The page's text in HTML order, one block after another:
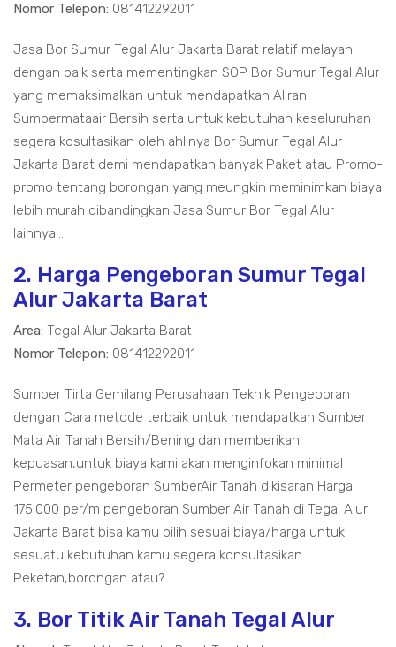
Nomor Telepon: 081412292011
Jasa Bor Sumur Tegal Alur Jakarta Barat relatif melayani
dengan baik serta mementingkan SOP Bor Sumur Tegal Alur
yang memaksimalkan untuk mendapatkan Aliran
Sumbermataair Bersih serta untuk kebutuhan keseluruhan
segera kosultasikan oleh ahlinya Bor Sumur Tegal Alur
Jakarta Barat demi mendapatkan banyak Paket atau Promo-
promo tentang borongan yang meungkin meminimkan biaya
lebih murah dibandingkan Jasa Sumur Bor Tegal Alur
lainnya...
2. Harga Pengeboran Sumur Tegal
Alur Jakarta Barat
Area: Tegal Alur Jakarta Barat
Nomor Telepon: 081412292011
Sumber Tirta Gemilang Perusahaan Teknik Pengeboran
dengan Cara metode terbaik untuk mendapatkan Sumber
Mata Air Tanah Bersih/Bening dan memberikan
kepuasan,untuk biaya kami akan menginfokan minimal
Permeter pengeboran SumberAir Tanah dikisaran Harga
175.000 per/m pengeboran Sumber Air Tanah di Tegal Alur
Jakarta Barat bisa kamu pilih sesuai biaya/harga untuk
sesuatu kebutuhan kamu segera konsultasikan
Peketan,borongan atau?..
3. Bor Titik Air Tanah Tegal Alur